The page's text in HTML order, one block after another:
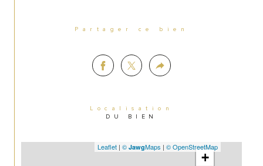
Partager ce bien
Localisation
DU BIEN
+
Leaflet | © JawgMaps | © OpenStreetMap